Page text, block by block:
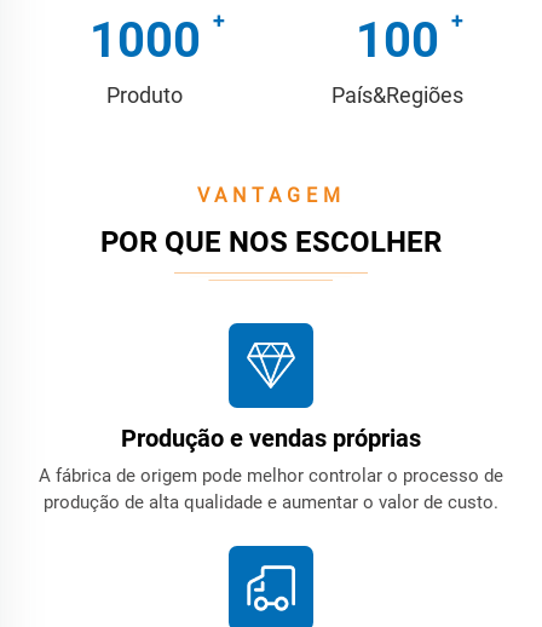
1000
Produto
100
País&Regiões
VANTAGEM
POR QUE NOS ESCOLHER
Produção e vendas próprias
A fábrica de origem pode melhor controlar o processo de
produção de alta qualidade e aumentar o valor de custo.